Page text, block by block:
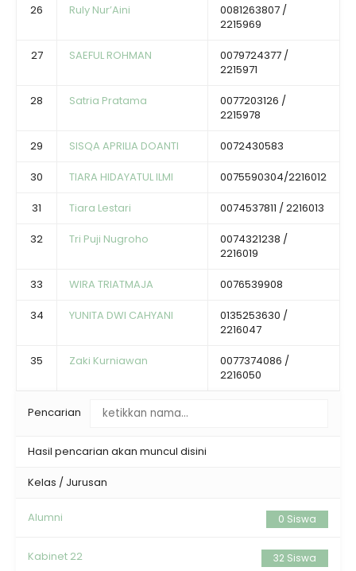
26 Ruly Nur’Aini
0081263807 /
2215969
27 SAEFUL ROHMAN
0079724377 /
2215971
28 Satria Pratama
0077203126 /
2215978
29 SISQA APRILIA DOANTI 0072430583
30 TIARA HIDAYATUL ILMI 0075590304/2216012
31 Tiara Lestari 0074537811 / 2216013
32 Tri Puji Nugroho
0074321238 /
2216019
33 WIRA TRIATMAJA 0076539908
34 YUNITA DWI CAHYANI
0135253630 /
2216047
35 Zaki Kurniawan
0077374086 /
2216050
Pencarian
Hasil pencarian akan muncul disini
Kelas / Jurusan
Alumni 0 Siswa
Kabinet 22 32 Siswa